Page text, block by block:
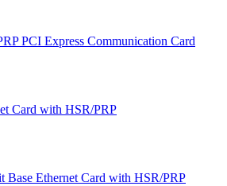
PCI Express Communication Card
Card with HSR/PRP
Base Ethernet Card with HSR/PRP